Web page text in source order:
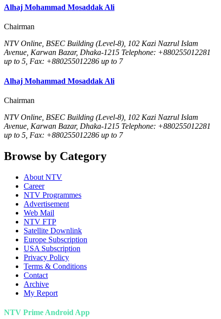
Alhaj Mohammad Mosaddak Ali
Chairman
NTV Online, BSEC Building (Level-8), 102 Kazi Nazrul Islam
Avenue, Karwan Bazar, Dhaka-1215 Telephone: +880255012281
up to 5, Fax: +880255012286 up to 7
Alhaj Mohammad Mosaddak Ali
Chairman
NTV Online, BSEC Building (Level-8), 102 Kazi Nazrul Islam
Avenue, Karwan Bazar, Dhaka-1215 Telephone: +880255012281
up to 5, Fax: +880255012286 up to 7
Browse by Category
About NTV
Career
NTV Programmes
Advertisement
Web Mail
NTV FTP
Satellite Downlink
Europe Subscription
USA Subscription
Privacy Policy
Terms & Conditions
Contact
Archive
My Report
NTV Prime Android App